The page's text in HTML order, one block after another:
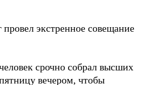
экстренное совещание
срочно собрал высших
вечером, чтобы